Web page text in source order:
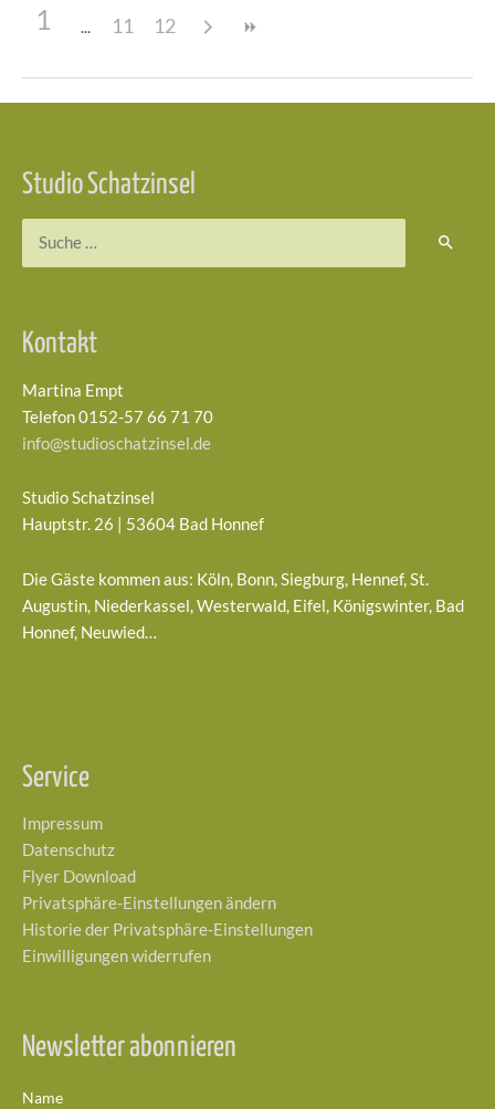
1 11 12
Studio Schatzinsel
Kontakt
Martina Empt
Telefon 0152-57 66 71 70
info@studioschatzinsel.de
Studio Schatzinsel
Hauptstr. 26 | 53604 Bad Honnef
Die Gäste kommen aus: Köln, Bonn, Siegburg, Hennef, St.
Augustin, Niederkassel, Westerwald, Eifel, Königswinter, Bad
Honnef, Neuwied…
Service
Impressum
Datenschutz
Flyer Download
Privatsphäre-Einstellungen ändern
Historie der Privatsphäre-Einstellungen
Einwilligungen widerrufen
Newsletter abonnieren
Name